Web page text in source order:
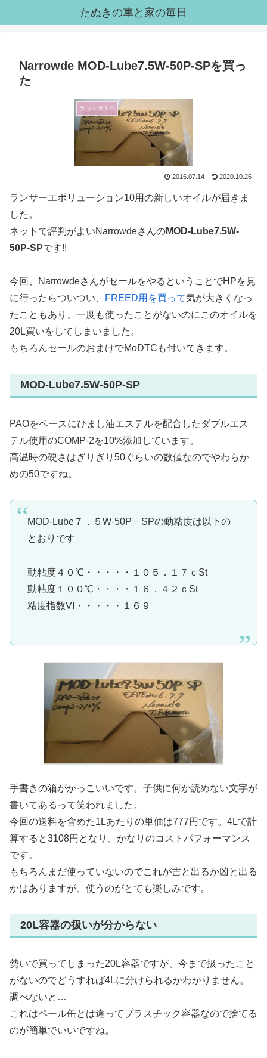
たぬきの車と家の毎日
Narrowde MOD-Lube7.5W-50P-SPを買っ
た
ランエボ１０
2016.07.14 2020.10.26
ランサーエポリューション10用の新しいオイルが届きま
した。
ネットで評判がよいNarrowdeさんのMOD-Lube7.5W-
50P-SPです!!
今回、NarrowdeさんがセールをやるということでHPを見
に行ったらついつい、
FREED用を買って気が大きくなっ
たこともあり、一度も使ったことがないのにこのオイルを
20L買いをしてしまいました。
もちろんセールのおまけでMoDTCも付いてきます。
MOD-Lube7.5W-50P-SP
PAOをベースにひまし油エステルを配合したダブルエス
テル使用のCOMP-2を10%添加しています。
高温時の硬さはぎりぎり50ぐらいの数値なのでやわらか
めの50ですね。
MOD-Lube７．５W-50P－SPの動粘度は以下の
とおりです
動粘度４０℃・・・・・１０５．１７ｃSt
動粘度１００℃・・・・１６．４２ｃSt
粘度指数VI・・・・・１６９
手書きの箱がかっこいいです。子供に何か読めない文字が
書いてあるって笑われました。
今回の送料を含めた1Lあたりの単価は777円です。4Lで計
算すると3108円となり、かなりのコストパフォーマンス
です。
もちろんまだ使っていないのでこれが吉と出るか凶と出る
かはありますが、使うのがとても楽しみです。
20L容器の扱いが分からない
勢いで買ってしまった20L容器ですが、今まで扱ったこと
がないのでどうすれば4Lに分けられるかわかりません。
調べないと…
これはペール缶とは違ってプラスチック容器なので捨てる
のが簡単でいいですね。